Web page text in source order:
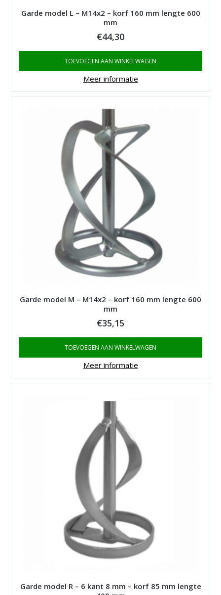
Garde model L – M14x2 – korf 160 mm lengte 600
mm
€44,30
TOEVOEGEN AAN WINKELWAGEN
Meer informatie
Garde model M – M14x2 – korf 160 mm lengte 600
mm
€35,15
TOEVOEGEN AAN WINKELWAGEN
Meer informatie
Garde model R – 6 kant 8 mm – korf 85 mm lengte